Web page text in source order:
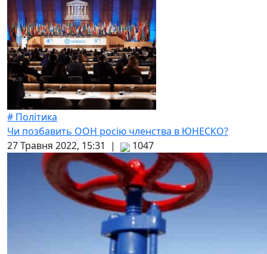
# Політика
Чи позбавить ООН росію членства в ЮНЕСКО?
27 Травня 2022, 15:31 |
1047